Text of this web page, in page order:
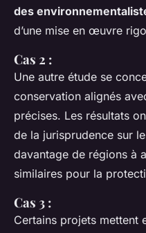
des
d’une mise en œuvre
Cas 2 :
Une autre étude se
conservation alignés
précises. Les résultats
de la jurisprudence sur
davantage de régions à
similaires pour la
Cas 3 :
Certains projets mettent